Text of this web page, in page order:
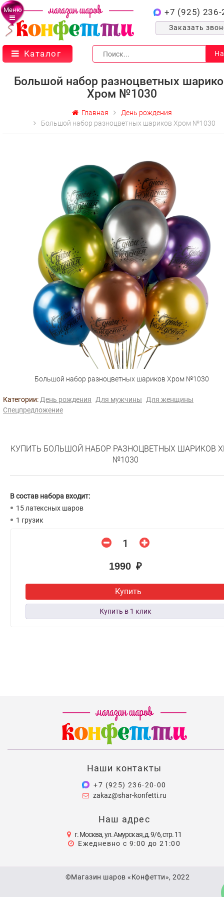
Меню +7 (925) 236-
Заказать
Каталог
Большой набор разноцветных
Хром №1030
Главная
День рождения
Большой набор разноцветных шариков Хром №1030
Большой набор разноцветных шариков Хром №1030
Категории: День рождения Для мужчины
Для женщины
Спецпредложение
КУПИТЬ БОЛЬШОЙ НАБОР РАЗНОЦВЕТНЫХ ШАРИКОВ
№1030
В состав набора входит:
15 латексных шаров
1 грузик
1990 ₽
Купить
Наши контакты
+7 (925) 236-20-00
zakaz@shar-konfetti.ru
Наш адрес
г. Москва, ул. Амурская, д. 9/6, стр. 11
Ежедневно с 9:00 до 21:00
©Магазин шаров «Конфетти», 2022